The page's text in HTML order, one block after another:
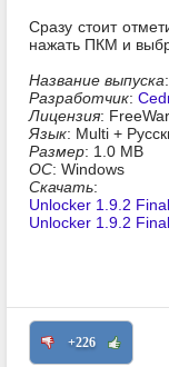
Сразу стоит
нажать ПКМ и
Название выпуска
Разработчик:
Лицензия:
Язык: Multi +
Размер: 1.0 MB
ОС: Windows
Скачать:
Unlocker 1.9.2 Final
Unlocker 1.9.2
+226